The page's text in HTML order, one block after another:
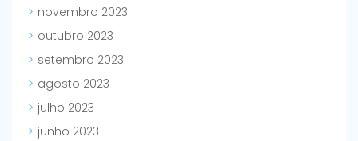
novembro 2023
outubro 2023
setembro 2023
agosto 2023
julho 2023
junho 2023